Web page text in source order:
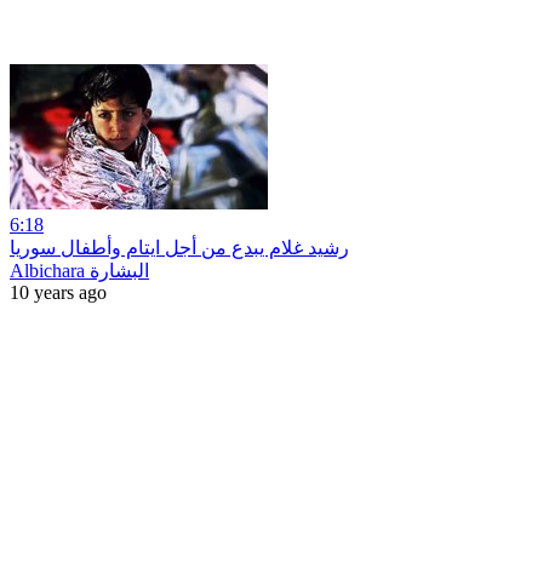
6:18
رشيد غلام يبدع من أجل ايتام وأطفال سوريا
Albichara البشارة
10 years ago